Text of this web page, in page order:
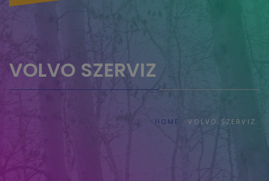
VOLVO SZERVIZ
HOME VOLVO SZERVIZ